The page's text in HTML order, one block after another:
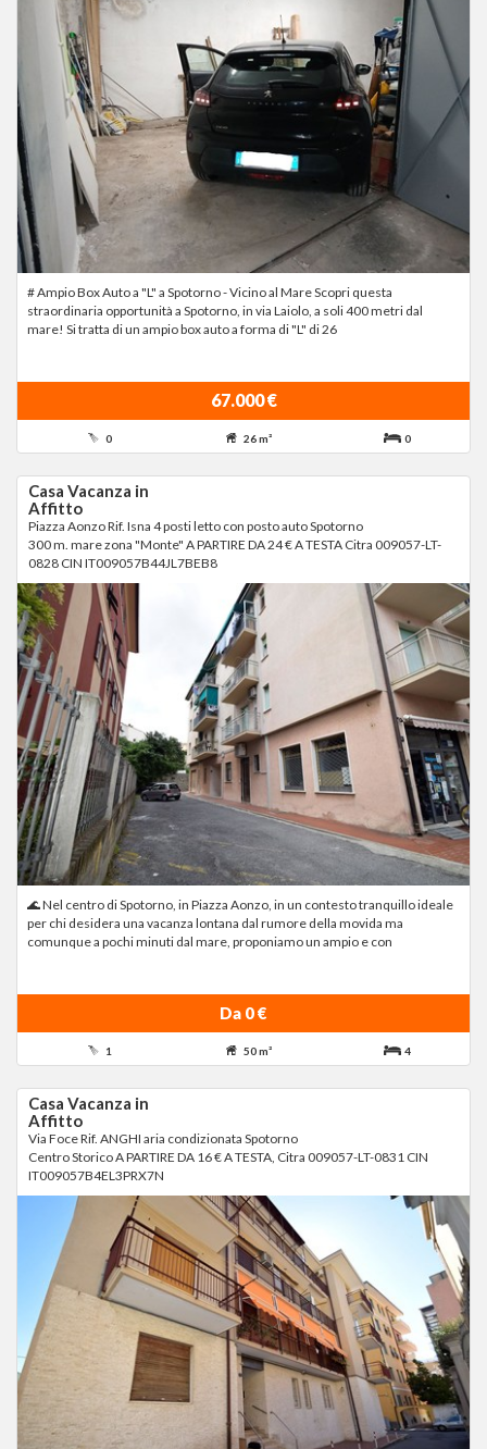
# Ampio Box Auto a "L" a Spotorno - Vicino al Mare Scopri questa
straordinaria opportunità a Spotorno, in via Laiolo, a soli 400 metri dal
mare! Si tratta di un ampio box auto a forma di "L" di 26
67.000 €
0 26 m² 0
Casa Vacanza in
Affitto
Piazza Aonzo Rif. Isna 4 posti letto con posto auto Spotorno
300 m. mare zona "Monte" A PARTIRE DA 24 € A TESTA Citra 009057-LT-
0828 CIN IT009057B44JL7BEB8
🌊 Nel centro di Spotorno, in Piazza Aonzo, in un contesto tranquillo ideale
per chi desidera una vacanza lontana dal rumore della movida ma
comunque a pochi minuti dal mare, proponiamo un ampio e con
Da 0 €
1 50 m² 4
Casa Vacanza in
Affitto
Via Foce Rif. ANGHI aria condizionata Spotorno
Centro Storico A PARTIRE DA 16 € A TESTA, Citra 009057-LT-0831 CIN
IT009057B4EL3PRX7N